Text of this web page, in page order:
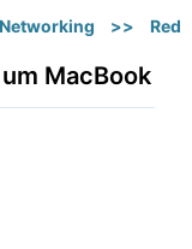
Networking >>
MacBook